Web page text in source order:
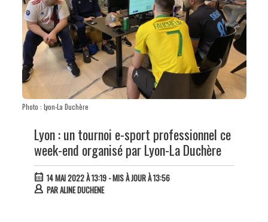
Photo : Lyon-La Duchère
Lyon : un tournoi e-sport professionnel ce
week-end organisé par Lyon-La Duchère
14 MAI 2022 À 13:19- MIS À JOUR À 13:56
PARALINE DUCHENE